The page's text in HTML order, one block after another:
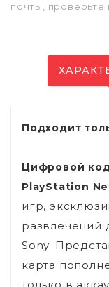
почты, проверьте
Подходит
Цифровой
PlayStation
игр,
развлечений
Sony.
карта